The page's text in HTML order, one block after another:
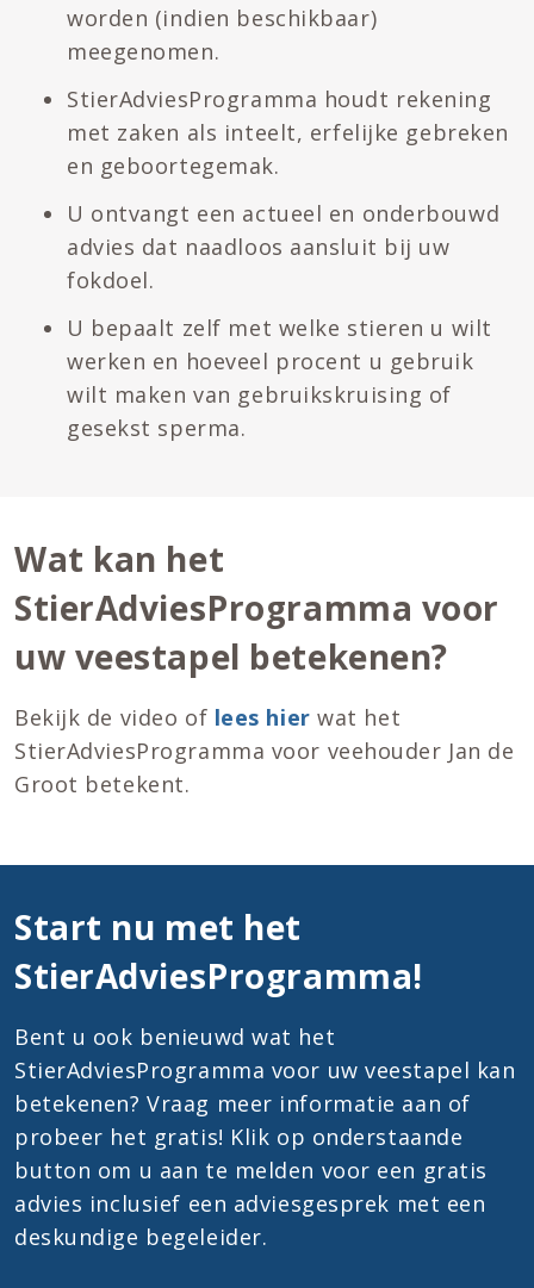
worden (indien beschikbaar)
meegenomen.
StierAdviesProgramma houdt rekening
met zaken als inteelt, erfelijke gebreken
en geboortegemak.
U ontvangt een actueel en onderbouwd
advies dat naadloos aansluit bij uw
fokdoel.
U bepaalt zelf met welke stieren u wilt
werken en hoeveel procent u gebruik
wilt maken van gebruikskruising of
gesekst sperma.
Wat kan het
StierAdviesProgramma voor
uw veestapel betekenen?
Bekijk de video of lees hier wat het
StierAdviesProgramma voor veehouder Jan de
Groot betekent.
Start nu met het
StierAdviesProgramma!
Bent u ook benieuwd wat het
StierAdviesProgramma voor uw veestapel kan
betekenen? Vraag meer informatie aan of
probeer het gratis! Klik op onderstaande
button om u aan te melden voor een gratis
advies inclusief een adviesgesprek met een
deskundige begeleider.